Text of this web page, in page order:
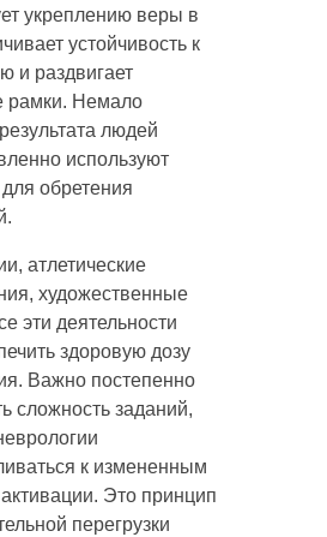
укреплению веры в
устойчивость к
и раздвигает
рамки. Немало
людей
используют
обретения
атлетические
художественные
эти деятельности
здоровую дозу
Важно постепенно
сложность заданий,
к измененным
Это принцип
перегрузки